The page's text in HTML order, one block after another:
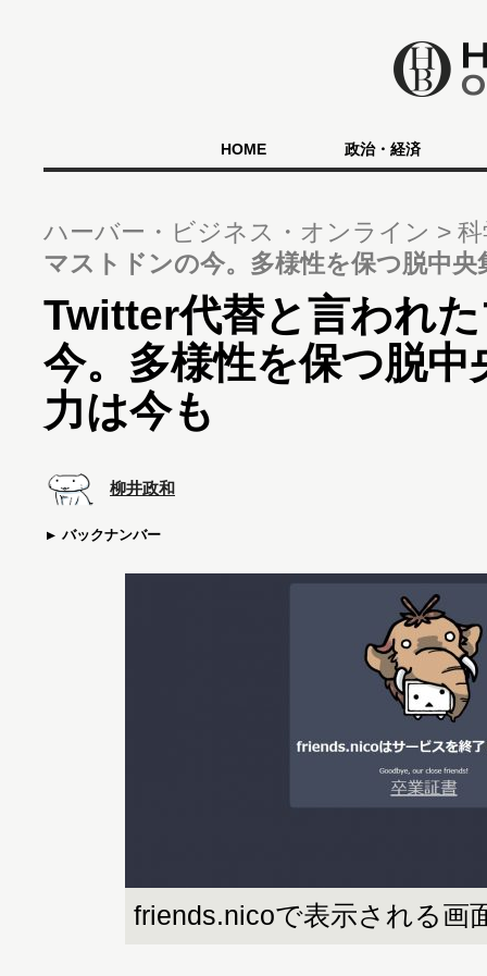
HOME 政治・経済
ハーバー・ビジネス・オンライン
マストドンの今。多様性を保つ脱中
Twitter代替と言われ
今。多様性を保つ脱中
力は今も
柳井政和
バックナンバー
friends.nicoで表示される画